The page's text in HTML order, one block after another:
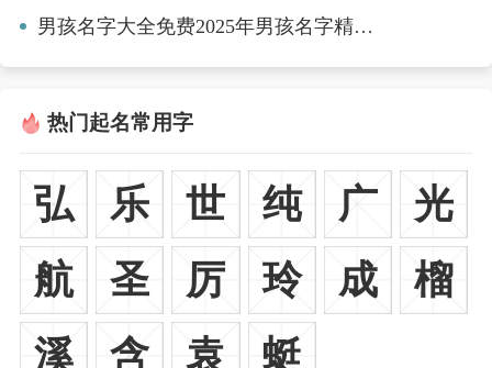
男孩名字大全免费2025年男孩名字精选【5篇】
热门起名常用字
弘 乐 世 纯 广
光
航
圣 厉 玲 成
榴
溪
含 袁 蜓